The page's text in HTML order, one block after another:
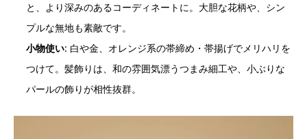
と、より深みのあるコーディネートに。大胆な花柄や、シン
プルな無地も素敵です。
小物使い: 白や金、オレンジ系の帯締め・帯揚げでメリハリを
つけて。髪飾りは、和の雰囲気漂うつまみ細工や、小ぶりな
パールの飾りが相性抜群。